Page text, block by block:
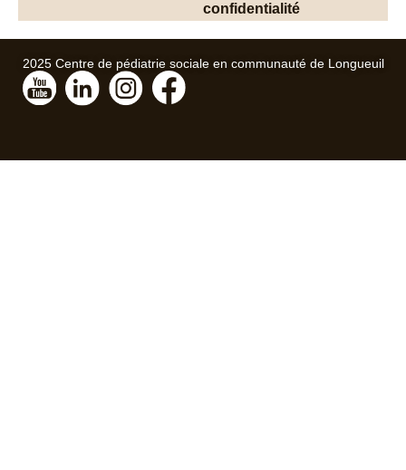
confidentialité
2025 Centre de pédiatrie sociale en communauté de Longueuil